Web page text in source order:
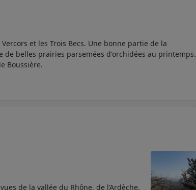
et les Trois Becs. Une bonne partie de la
belles prairies parsemées d'orchidées au printemps.
Boussière.
de la vallée du Rhône, de l’Ardèche,